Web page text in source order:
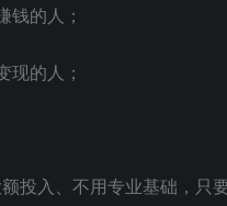
的人；
的人；
入、不用专业基础，只